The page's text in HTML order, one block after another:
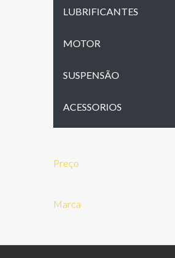
LUBRIFICANTES
MOTOR
SUSPENSÃO
ACESSORIOS
Preço
Marca